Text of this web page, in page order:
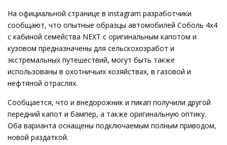
На официальной странице в instagram разработчики
сообщают, что опытные образцы автомобилей Соболь 4х4
с кабиной семейства NEXT с оригинальным капотом и
кузовом предназначены для сельскохозработ и
экстремальных путешествий, могут быть также
использованы в охотничьих хозяйствах, в газовой и
нефтяной отраслях.
Сообщается, что и внедорожник и пикап получили другой
передний капот и бампер, а также оригинальную оптику.
Оба варианта оснащены подключаемым полным приводом,
новой раздаткой.